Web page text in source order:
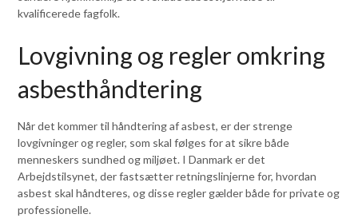
kvalificerede fagfolk.
Lovgivning og regler omkring
asbesthåndtering
Når det kommer til håndtering af asbest, er der strenge
lovgivninger og regler, som skal følges for at sikre både
menneskers sundhed og miljøet. I Danmark er det
Arbejdstilsynet, der fastsætter retningslinjerne for, hvordan
asbest skal håndteres, og disse regler gælder både for private og
professionelle.